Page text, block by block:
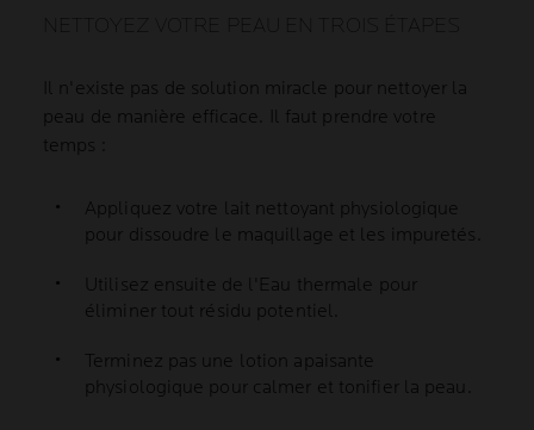
Il n'existe pas de solution miracle pour nettoyer la
peau de manière efficace. Il faut prendre votre
temps :
Appliquez votre lait nettoyant physiologique
pour dissoudre le maquillage et les impuretés.
Utilisez ensuite de l'Eau thermale pour
éliminer tout résidu potentiel.
Terminez pas une lotion apaisante
physiologique pour calmer et tonifier la peau.